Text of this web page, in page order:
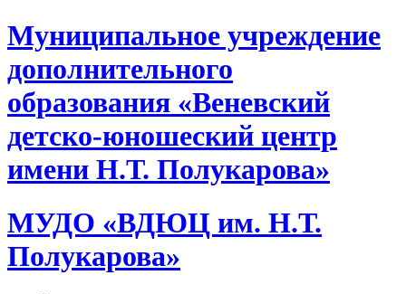
Skip
to
Муниципальное учреждение
дополнительного
образования «Веневский
детско-юношеский центр
имени Н.Т. Полукарова»
МУДО «ВДЮЦ им. Н.Т.
Полукарова»